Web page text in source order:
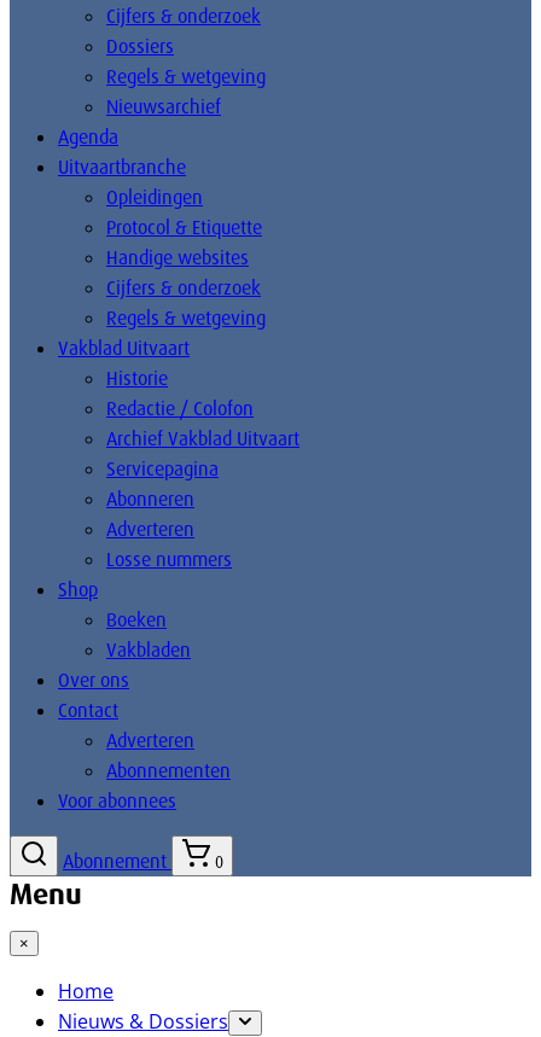
Cijfers & onderzoek
Dossiers
Regels & wetgeving
Nieuwsarchief
Agenda
Uitvaartbranche
Opleidingen
Protocol & Etiquette
Handige websites
Cijfers & onderzoek
Regels & wetgeving
Vakblad Uitvaart
Historie
Redactie / Colofon
Archief Vakblad Uitvaart
Servicepagina
Abonneren
Adverteren
Losse nummers
Shop
Boeken
Vakbladen
Over ons
Contact
Adverteren
Abonnementen
Voor abonnees
Abonnement 0
Menu
×
Home
Nieuws & Dossiers